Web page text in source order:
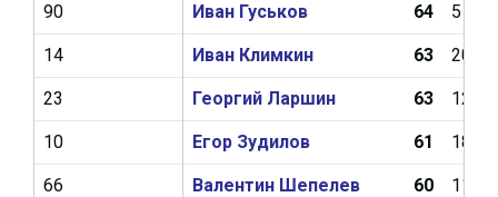
Иван Гуськов 64 5
Иван Климкин 63 20
Георгий Ларшин 63 12
Егор Зудилов 61 18
Валентин Шепелев 60 11
90
14
23
10
66